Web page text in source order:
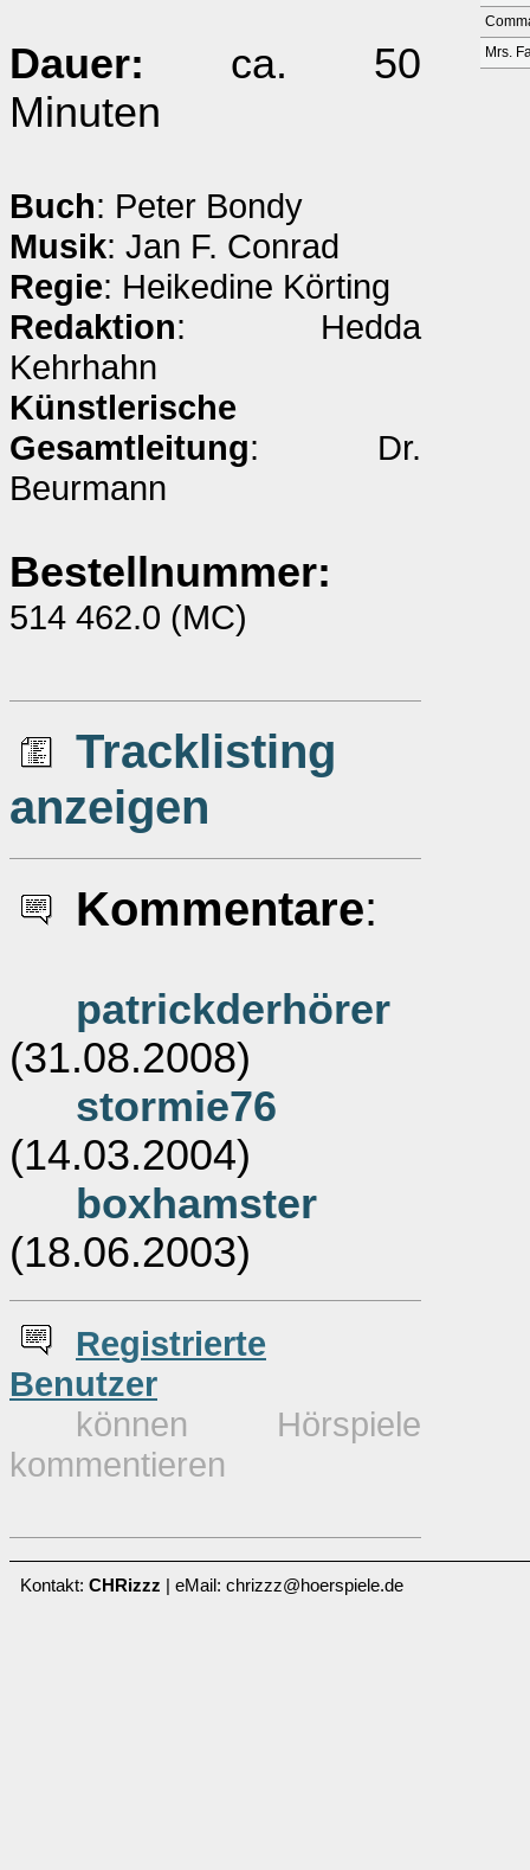
Dauer: ca. 50
Minuten
Buch: Peter Bondy
Musik: Jan F. Conrad
Regie: Heikedine Körting
Redaktion: Hedda
Kehrhahn
Künstlerische
Gesamtleitung: Dr.
Beurmann
Bestellnummer:
514 462.0 (MC)
Tracklisting
anzeigen
Kommentare:
patrickderhörer
(31.08.2008)
stormie76
(14.03.2004)
boxhamster
(18.06.2003)
Registrierte
Benutzer
können Hörspiele
kommentieren
Mrs.
Kontakt: CHRizzz | eMail: chrizzz@hoerspiele.de